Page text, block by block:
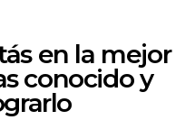
en la mejor
conocido y